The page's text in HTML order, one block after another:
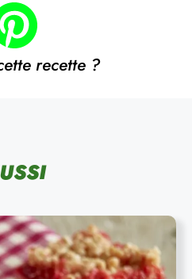
recette ?